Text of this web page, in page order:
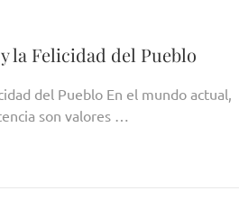
la Felicidad del Pueblo
del Pueblo En el mundo actual,
son valores …